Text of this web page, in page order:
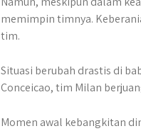
memimpin timnya.
tim.
Situasi berubah drastis di
Conceicao, tim Milan
Momen awal kebangkitan